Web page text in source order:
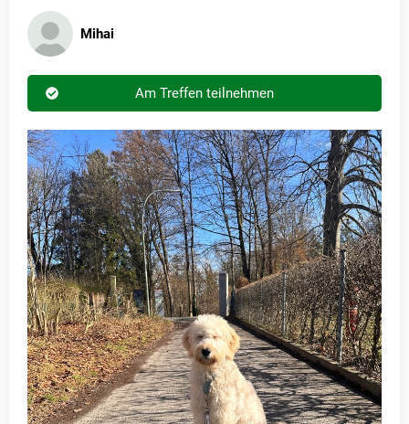
Mihai
Am Treffen teilnehmen